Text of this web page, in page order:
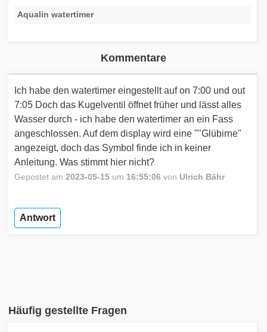
Aqualin watertimer
Kommentare
Ich habe den watertimer eingestellt auf on 7:00 und out
7:05 Doch das Kugelventil öffnet früher und lässt alles
Wasser durch - ich habe den watertimer an ein Fass
angeschlossen. Auf dem display wird eine ""Glübirne"
angezeigt, doch das Symbol finde ich in keiner
Anleitung. Was stimmt hier nicht?
Gepostet am2023-05-15 um 16:55:06 von Ulrich Bähr
Antwort
Häufig gestellte Fragen